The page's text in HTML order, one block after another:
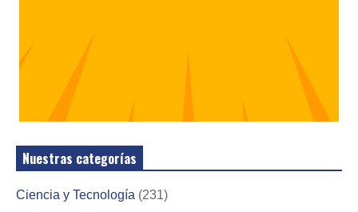
Nuestras categorías
Ciencia y Tecnología (231)